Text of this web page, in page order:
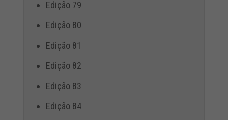
Edição 79
Edição 80
Edição 81
Edição 82
Edição 83
Edição 84